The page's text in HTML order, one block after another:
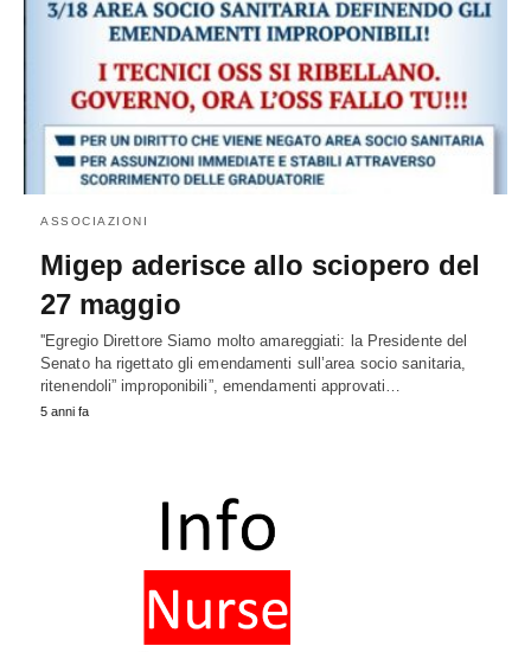
ASSOCIAZIONI
Migep aderisce allo sciopero del
27 maggio
''Egregio Direttore Siamo molto amareggiati: la Presidente del
Senato ha rigettato gli emendamenti sull’area socio sanitaria,
ritenendoli” improponibili”, emendamenti approvati…
5 anni fa